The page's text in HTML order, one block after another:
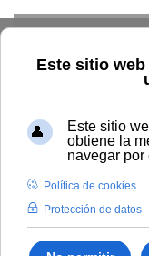
Inicio BOUNIA
noviembre, de la
admitidos y excluidos
Economía, Empresa,
2025-2026.